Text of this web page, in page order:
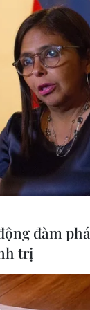
tướng Anh
#Liên
Bảo thủ Anh
thế giới
đàm
trị